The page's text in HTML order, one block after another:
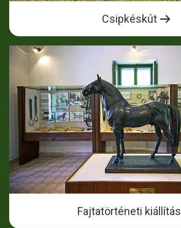
Csipkéskút
Fajtatörténeti kiállítás